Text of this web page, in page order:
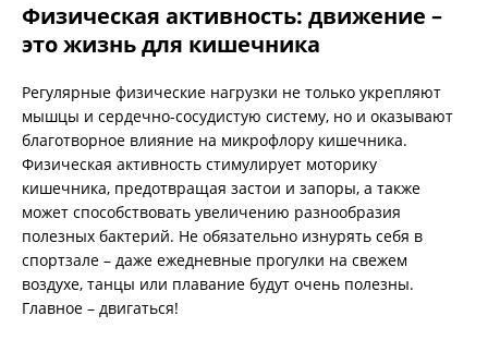
Физическая активность: движение –
это жизнь для кишечника
Регулярные физические нагрузки не только укрепляют
мышцы и сердечно-сосудистую систему, но и оказывают
благотворное влияние на микрофлору кишечника.
Физическая активность стимулирует моторику
кишечника, предотвращая застои и запоры, а также
может способствовать увеличению разнообразия
полезных бактерий. Не обязательно изнурять себя в
спортзале – даже ежедневные прогулки на свежем
воздухе, танцы или плавание будут очень полезны.
Главное – двигаться!